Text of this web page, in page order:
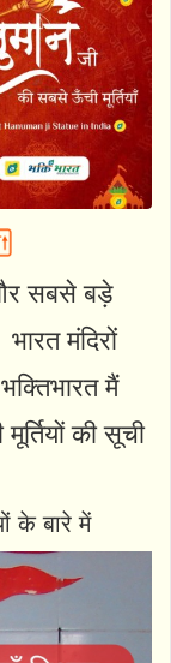
सबसे बड़े
मंदिरों
मैं
की सूची
के बारे में